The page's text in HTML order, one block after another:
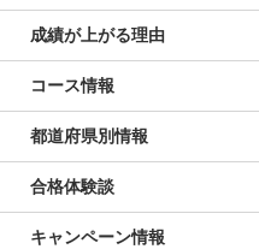
成績が上がる理由
コース情報
都道府県別情報
合格体験談
キャンペーン情報